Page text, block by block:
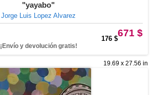
"yayabo"
Jorge Luis Lopez Alvarez
671 $
176 $
¡Envío y devolución gratis!
19.69 x 27.56 in